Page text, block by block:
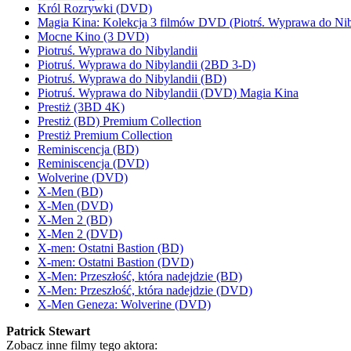
Król Rozrywki (DVD)
Magia Kina: Kolekcja 3 filmów DVD (Piotrś. Wyprawa do
Mocne Kino (3 DVD)
Piotruś. Wyprawa do Nibylandii
Piotruś. Wyprawa do Nibylandii (2BD 3-D)
Piotruś. Wyprawa do Nibylandii (BD)
Piotruś. Wyprawa do Nibylandii (DVD) Magia Kina
Prestiż (3BD 4K)
Prestiż (BD) Premium Collection
Prestiż Premium Collection
Reminiscencja (BD)
Reminiscencja (DVD)
Wolverine (DVD)
X-Men (BD)
X-Men (DVD)
X-Men 2 (BD)
X-Men 2 (DVD)
X-men: Ostatni Bastion (BD)
X-men: Ostatni Bastion (DVD)
X-Men: Przeszłość, która nadejdzie (BD)
X-Men: Przeszłość, która nadejdzie (DVD)
X-Men Geneza: Wolverine (DVD)
Patrick Stewart
Zobacz inne filmy tego aktora: